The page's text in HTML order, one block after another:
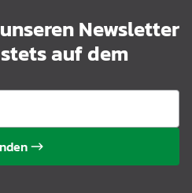
Newsletter
auf dem